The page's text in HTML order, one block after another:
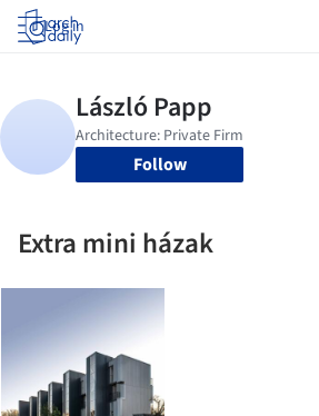
Log in
Follow
Extra mini házak